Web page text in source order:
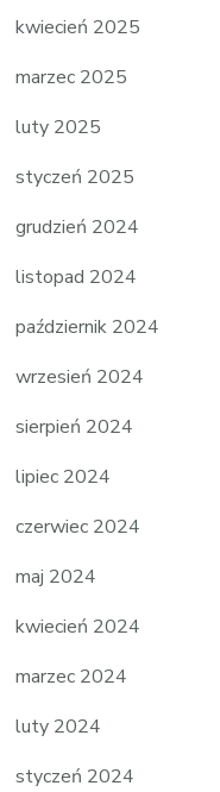
kwiecień 2025
marzec 2025
luty 2025
styczeń 2025
grudzień 2024
listopad 2024
październik 2024
wrzesień 2024
sierpień 2024
lipiec 2024
czerwiec 2024
maj 2024
kwiecień 2024
marzec 2024
luty 2024
styczeń 2024